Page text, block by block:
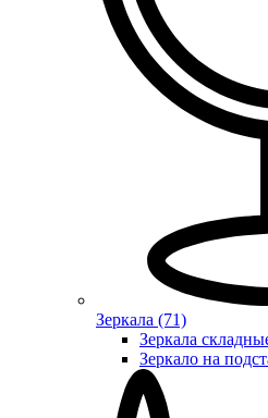
Зеркала (71)
Зеркала
Зеркало на